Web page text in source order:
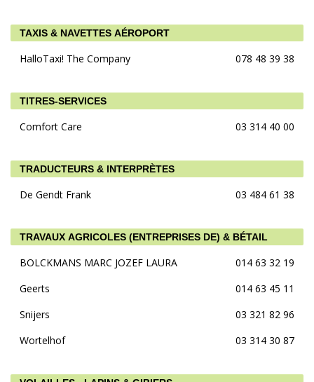
TAXIS & NAVETTES AÉROPORT
HalloTaxi! The Company 078 48 39 38
TITRES-SERVICES
Comfort Care 03 314 40 00
TRADUCTEURS & INTERPRÈTES
De Gendt Frank 03 484 61 38
TRAVAUX AGRICOLES (ENTREPRISES DE) & BÉTAIL
BOLCKMANS MARC JOZEF LAURA
014 63 32 19
Geerts
014 63 45 11
Snijers
03 321 82 96
Wortelhof
03 314 30 87